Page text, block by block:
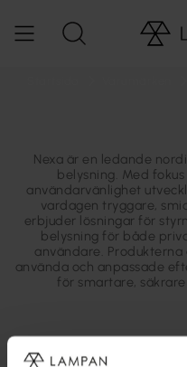
Nexa är en ledande
belysning. Med
användarvänlighet
vardagen tryggare,
erbjuder lösningar för
belysning för både
användare.
använda och anpassade
för smartare,